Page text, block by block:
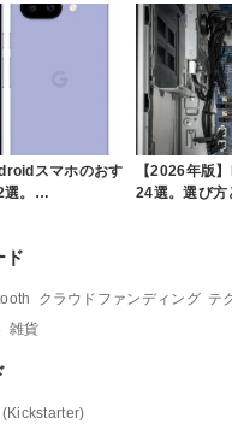
スマホのおす
選。…
【2026年版
24選。選び
ド
クラウドファンディング テ
雑貨